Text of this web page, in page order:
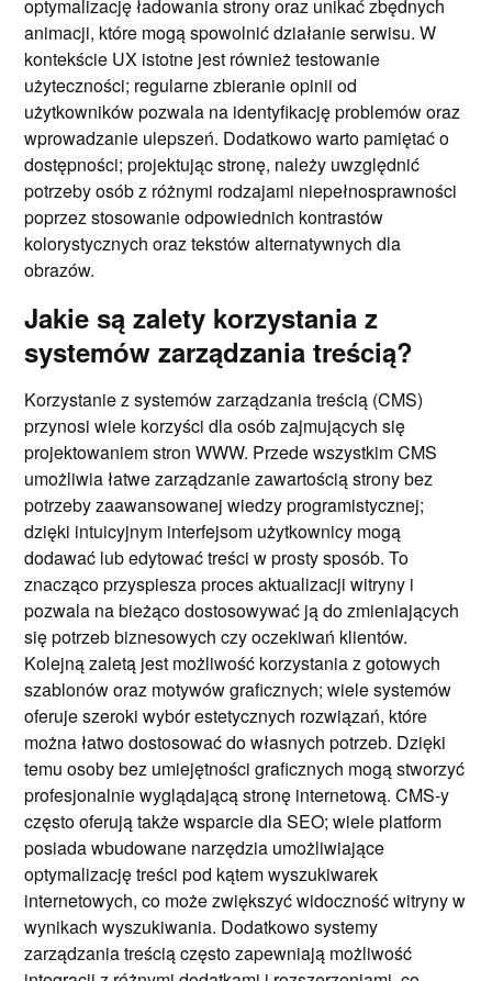
optymalizację ładowania strony oraz unikać zbędnych
animacji, które mogą spowolnić działanie serwisu. W
kontekście UX istotne jest również testowanie
użyteczności; regularne zbieranie opinii od
użytkowników pozwala na identyfikację problemów oraz
wprowadzanie ulepszeń. Dodatkowo warto pamiętać o
dostępności; projektując stronę, należy uwzględnić
potrzeby osób z różnymi rodzajami niepełnosprawności
poprzez stosowanie odpowiednich kontrastów
kolorystycznych oraz tekstów alternatywnych dla
obrazów.
Jakie są zalety korzystania z
systemów zarządzania treścią?
Korzystanie z systemów zarządzania treścią (CMS)
przynosi wiele korzyści dla osób zajmujących się
projektowaniem stron WWW. Przede wszystkim CMS
umożliwia łatwe zarządzanie zawartością strony bez
potrzeby zaawansowanej wiedzy programistycznej;
dzięki intuicyjnym interfejsom użytkownicy mogą
dodawać lub edytować treści w prosty sposób. To
znacząco przyspiesza proces aktualizacji witryny i
pozwala na bieżąco dostosowywać ją do zmieniających
się potrzeb biznesowych czy oczekiwań klientów.
Kolejną zaletą jest możliwość korzystania z gotowych
szablonów oraz motywów graficznych; wiele systemów
oferuje szeroki wybór estetycznych rozwiązań, które
można łatwo dostosować do własnych potrzeb. Dzięki
temu osoby bez umiejętności graficznych mogą stworzyć
profesjonalnie wyglądającą stronę internetową. CMS-y
często oferują także wsparcie dla SEO; wiele platform
posiada wbudowane narzędzia umożliwiające
optymalizację treści pod kątem wyszukiwarek
internetowych, co może zwiększyć widoczność witryny w
wynikach wyszukiwania. Dodatkowo systemy
zarządzania treścią często zapewniają możliwość